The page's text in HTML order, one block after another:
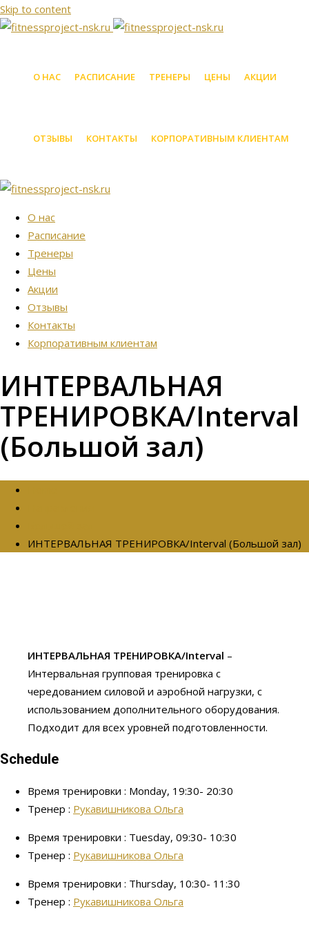
Skip to content
О НАС РАСПИСАНИЕ ТРЕНЕРЫ ЦЕНЫ АКЦИИ
ОТЗЫВЫ КОНТАКТЫ КОРПОРАТИВНЫМ КЛИЕНТАМ
О нас
Расписание
Тренеры
Цены
Акции
Отзывы
Контакты
Корпоративным клиентам
ИНТЕРВАЛЬНАЯ
ТРЕНИРОВКА/Interval
(Большой зал)
ИНТЕРВАЛЬНАЯ ТРЕНИРОВКА/Interval (Большой зал)
ИНТЕРВАЛЬНАЯ ТРЕНИРОВКА/Interval –
Интервальная групповая тренировка с
чередованием силовой и аэробной нагрузки, с
использованием дополнительного оборудования.
Подходит для всех уровней подготовленности.
Schedule
Время тренировки : Monday, 19:30- 20:30
Тренер : Рукавишникова Ольга
Время тренировки : Tuesday, 09:30- 10:30
Тренер : Рукавишникова Ольга
Время тренировки : Thursday, 10:30- 11:30
Тренер : Рукавишникова Ольга